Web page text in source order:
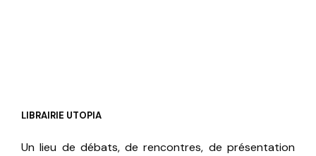
LIBRAIRIE UTOPIA
Un lieu de débats, de rencontres, de présentation